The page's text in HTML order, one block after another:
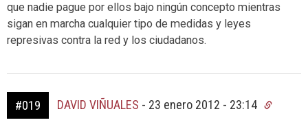
que nadie pague por ellos bajo ningún concepto mientras
sigan en marcha cualquier tipo de medidas y leyes
represivas contra la red y los ciudadanos.
#019 DAVID VIÑUALES - 23 enero 2012 - 23:14